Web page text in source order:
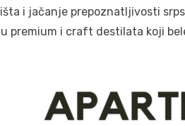
i jačanje prepoznatljivosti
premium i craft destilata koji